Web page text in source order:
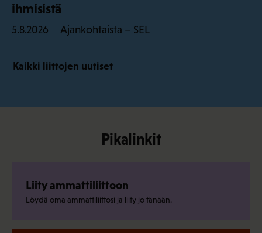
ihmisistä
5.8.2026 Ajankohtaista – SEL
Kaikki liittojen uutiset
Pikalinkit
Liity ammattiliittoon
Löydä oma ammattiliittosi ja liity jo tänään.